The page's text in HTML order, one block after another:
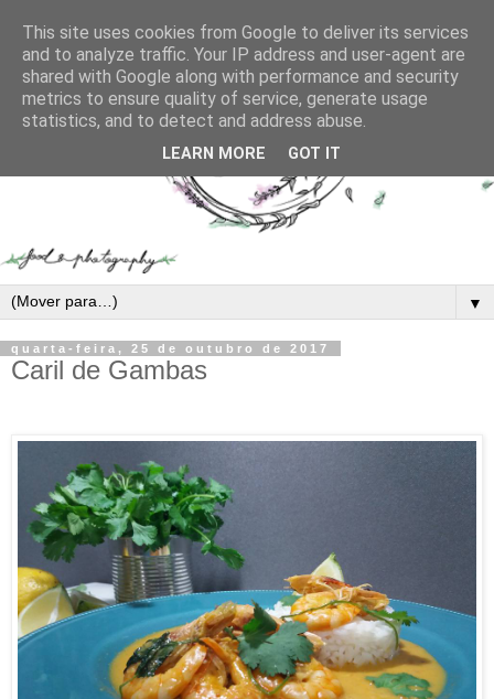
▼
quarta-feira, 25 de outubro de 2017
Caril de Gambas
This site uses cookies from Google to deliver its services
and to analyze traffic. Your IP address and user-agent are
shared with Google along with performance and security
metrics to ensure quality of service, generate usage
statistics, and to detect and address abuse.
LEARN MORE GOT IT